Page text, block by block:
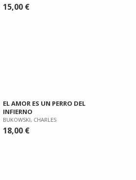
15,00 €
EL AMOR ES UN PERRO DEL
INFIERNO
BUKOWSKI, CHARLES
18,00 €